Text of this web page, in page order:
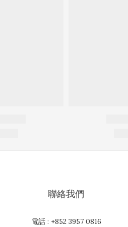
聯絡我們
電話 : +852 3957 0816